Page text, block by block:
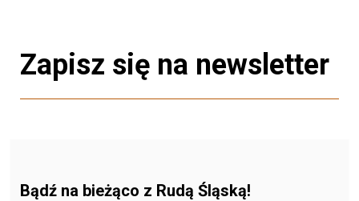
Zapisz się na newsletter
Bądź na bieżąco z Rudą Śląską!